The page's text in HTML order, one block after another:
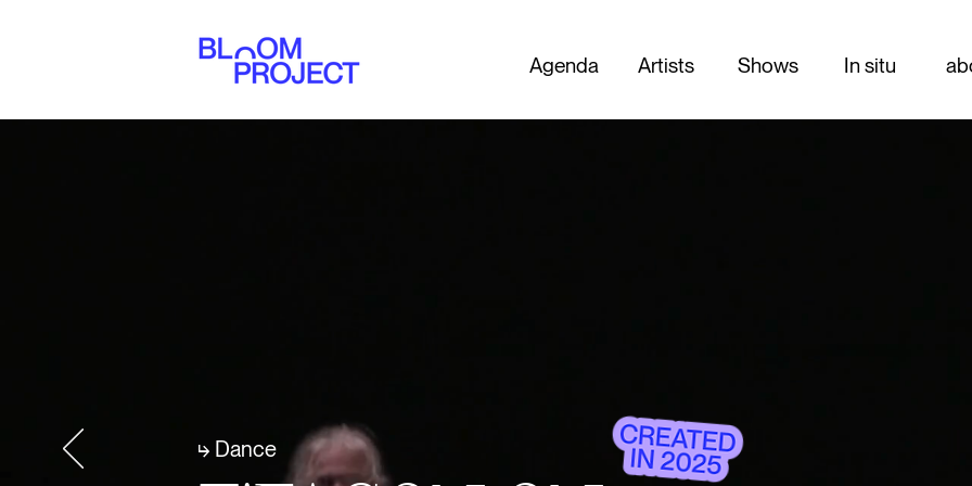
In situ
Shows
Artists
Agenda
⮡ Dance